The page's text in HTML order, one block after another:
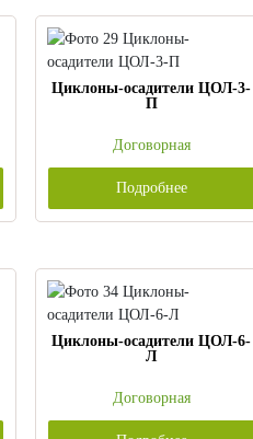
Циклоны-осадители ЦОЛ-3-
П
Договорная
Подробнее
Циклоны-осадители ЦОЛ-6-
Л
Договорная